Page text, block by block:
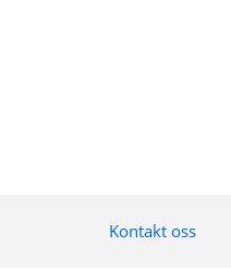
Kontakt oss